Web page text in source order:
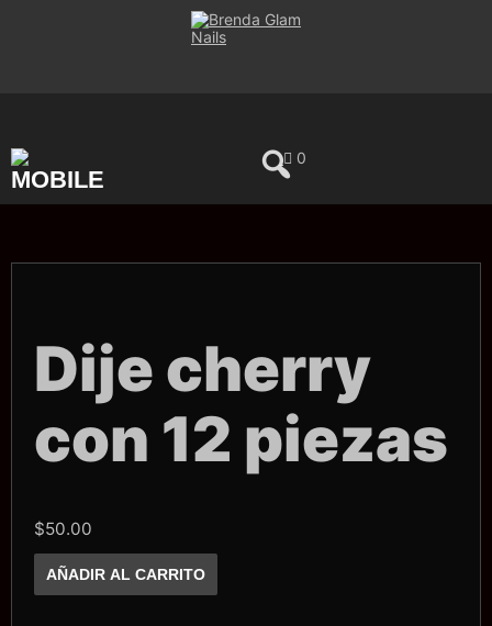
0
Dije cherry
con 12 piezas
$50.00
Dije
cherry
con
AÑADIR AL CARRITO